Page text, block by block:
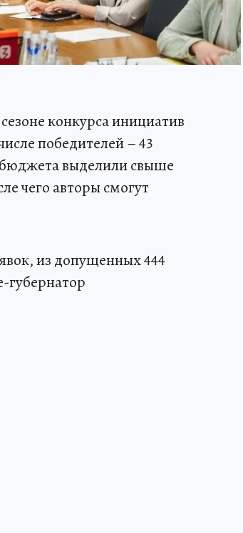
конкурса инициатив
победителей – 43
выделили свыше
чего авторы смогут
из допущенных 444
губернатор